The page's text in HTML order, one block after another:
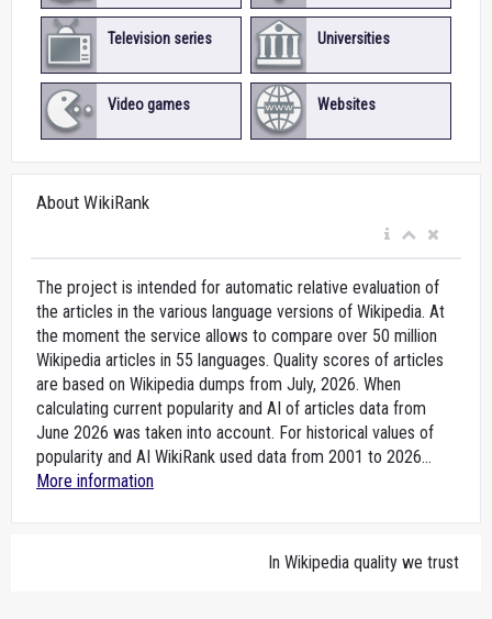
Television series Universities
Video games Websites
About WikiRank
The project is intended for automatic relative evaluation of
the articles in the various language versions of Wikipedia. At
the moment the service allows to compare over 50 million
Wikipedia articles in 55 languages. Quality scores of articles
are based on Wikipedia dumps from July, 2026. When
calculating current popularity and AI of articles data from
June 2026 was taken into account. For historical values of
popularity and AI WikiRank used data from 2001 to 2026...
More information
In Wikipedia quality we trust